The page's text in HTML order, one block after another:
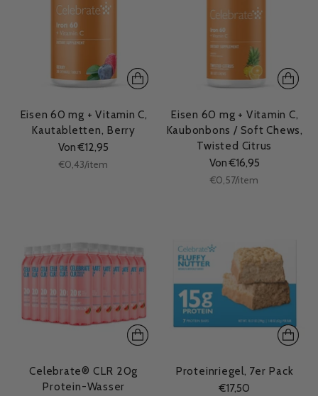
Eisen 60 mg + Vitamin C,
Kautabletten, Berry
Von €12,95
Stückpreis
€0,43/per
item
Eisen 60 mg + Vitamin C,
Kaubonbons / Soft Chews,
Twisted Citrus
Von €16,95
Stückpreis
€0,57/per
item
Celebrate® CLR 20g
Protein-Wasser
Proteinriegel, 7er Pack
€17,50